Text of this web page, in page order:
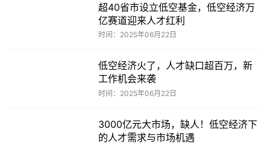
超40省市设立低空基金，低空经济万
亿赛道迎来人才红利
时间：2025年06月22日
低空经济火了，人才缺口超百万，新
工作机会来袭
时间：2025年06月22日
3000亿元大市场，缺人！低空经济下
的人才需求与市场机遇